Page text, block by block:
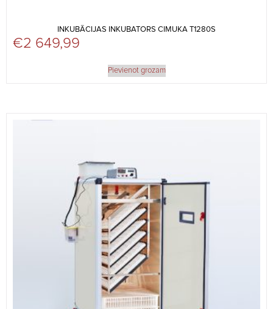
INKUBĀCIJAS INKUBATORS CIMUKA T1280S
€2 649,99
Pievienot grozam